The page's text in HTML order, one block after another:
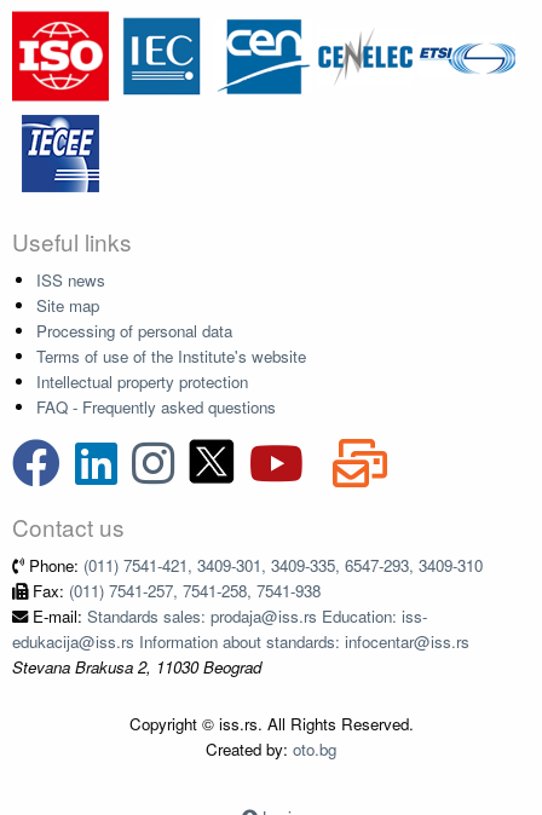
Useful links
ISS news
Site map
Processing of personal data
Terms of use of the Institute's website
Intellectual property protection
FAQ - Frequently asked questions
Contact us
Phone: (011) 7541-421, 3409-301, 3409-335, 6547-293, 3409-310
Fax: (011) 7541-257, 7541-258, 7541-938
E-mail: Standards sales: prodaja@iss.rs Education: iss-
edukacija@iss.rs Information about standards: infocentar@iss.rs
Stevana Brakusa 2, 11030 Beograd
Copyright © iss.rs. All Rights Reserved.
Created by: oto.bg